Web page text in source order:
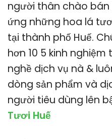
người thân chào
ứng những hoa lá
tại thành phố Huế.
hơn 10 5 kinh
nghề dịch vụ nà &
dòng sản phẩm và
người tiêu dùng lên
Tươi Huế